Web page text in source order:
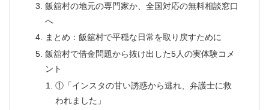
飯舘村の地元の専門家か、全国対応の無料相談窓口
へ
まとめ：飯舘村で平穏な日常を取り戻すために
飯舘村で借金問題から抜け出した5人の実体験コメ
ント
①「インスタの甘い誘惑から逃れ、弁護士に救
われました」